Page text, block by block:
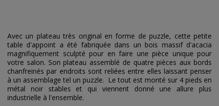
Avec un plateau très original en forme de puzzle, cette petite
table d'appoint a été fabriquée dans un bois massif d'acacia
magnifiquement sculpté pour en faire une pièce unique pour
votre salon. Son plateau assemblé de quatre pièces aux bords
chanfreinés par endroits sont reliées entre elles laissant penser
à un assemblage tel un puzzle. Le tout est monté sur 4 pieds en
métal noir stables et qui viennent donné une allure plus
industrielle à l'ensemble.